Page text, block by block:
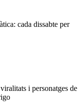
cada dissabte per
i personatges de